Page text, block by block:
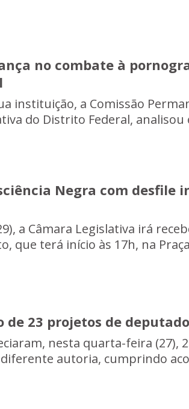
no combate à
instituição, a Comissão
do Distrito Federal,
Negra com desfile
a Câmara Legislativa irá
que terá início às 17h, na
de 23 projetos de
nesta quarta-feira (27),
autoria, cumprindo